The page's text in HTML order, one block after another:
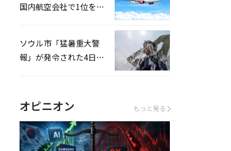
国内航空会社で1位を記
ソウル市「猛暑重大警
報」が発令された4日、
オピニオン もっと見る